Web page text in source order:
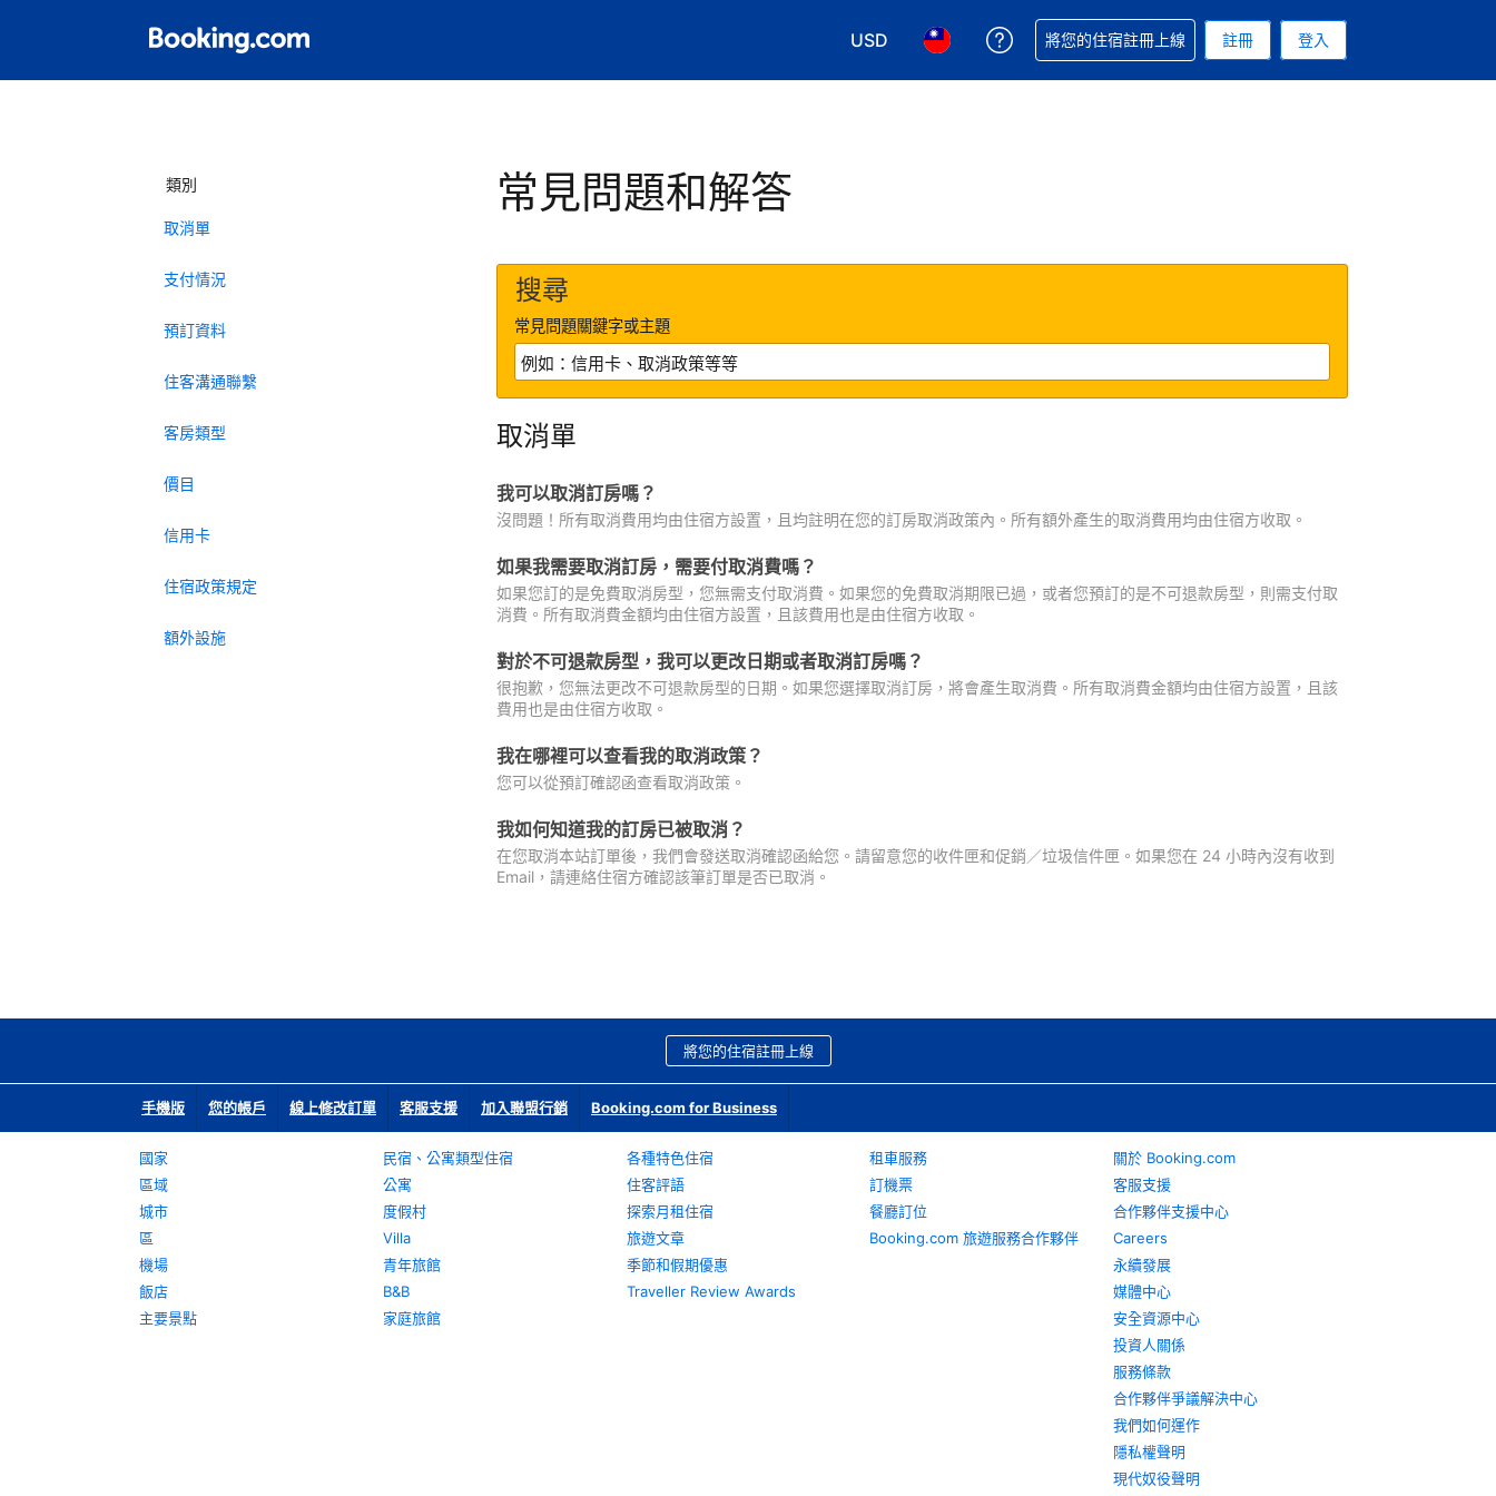
USD
選擇您使用的幣別. 您現在所使用的幣別為美元
選擇您使用的語言. 您目前所選的語言是繁體中文
取得訂單相關協助
將您的住宿註冊上線 註冊 登入
類別
取消單
支付情況
預訂資料
住客溝通聯繫
客房類型
價目
信用卡
住宿政策規定
額外設施
常見問題和解答
搜尋
常見問題關鍵字或主題
取消單
我可以取消訂房嗎？
沒問題！所有取消費用均由住宿方設置，且均註明在您的訂房取消政策內。所有額外產生的取消費用均由住宿方收取。
如果我需要取消訂房，需要付取消費嗎？
如果您訂的是免費取消房型，您無需支付取消費。如果您的免費取消期限已過，或者您預訂的是不可退款房型，則需支付取
消費。所有取消費金額均由住宿方設置，且該費用也是由住宿方收取。
對於不可退款房型，我可以更改日期或者取消訂房嗎？
很抱歉，您無法更改不可退款房型的日期。如果您選擇取消訂房，將會產生取消費。所有取消費金額均由住宿方設置，且該
費用也是由住宿方收取。
我在哪裡可以查看我的取消政策？
您可以從預訂確認函查看取消政策。
我如何知道我的訂房已被取消？
在您取消本站訂單後，我們會發送取消確認函給您。請留意您的收件匣和促銷／垃圾信件匣。如果您在 24 小時內沒有收到
Email，請連絡住宿方確認該筆訂單是否已取消。
將您的住宿註冊上線
手機版 您的帳戶 線上修改訂單 客服支援 加入聯盟行銷 Booking.com for Business
國家
區域
城市
區
機場
飯店
主要景點
民宿、公寓類型住宿
公寓
度假村
Villa
青年旅館
B&B
家庭旅館
各種特色住宿
住客評語
探索月租住宿
旅遊文章
季節和假期優惠
Traveller Review Awards
租車服務
訂機票
餐廳訂位
Booking.com 旅遊服務合作夥伴
關於 Booking.com
客服支援
合作夥伴支援中心
Careers
永續發展
媒體中心
安全資源中心
投資人關係
服務條款
合作夥伴爭議解決中心
我們如何運作
隱私權聲明
現代奴役聲明